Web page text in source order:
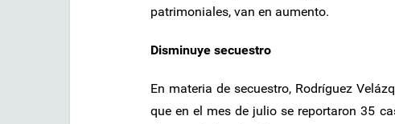
patrimoniales, van en aumento.
Disminuye secuestro
En materia de secuestro, Rodríguez
que en el mes de julio se reportaron 35